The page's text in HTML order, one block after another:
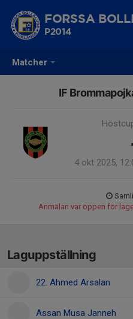
Matcher
FORSSA
P2014
IF
4 okt 2025,
Anmälan var öppen för
Laguppställning
22. Ahmed Arsalan
Assan Musa Janneh